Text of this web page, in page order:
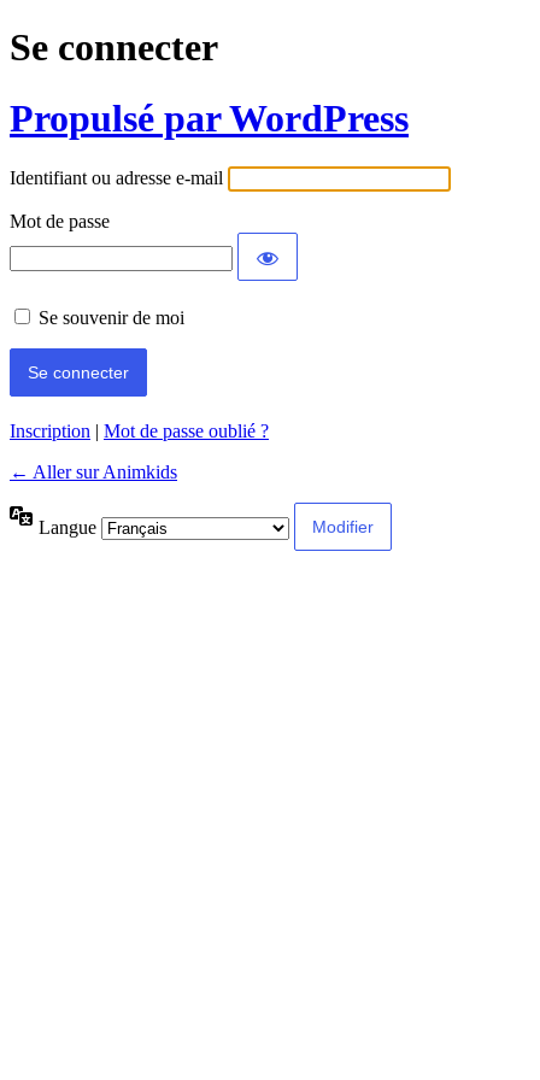
Se connecter
Propulsé par WordPress
Identifiant ou adresse e-mail
Mot de passe
Se souvenir de moi
Inscription | Mot de passe oublié ?
← Aller sur Animkids
Langue